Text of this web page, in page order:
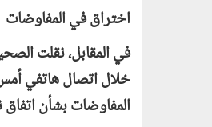
اختراق في المفاوضات
في المقابل، نقلت
خلال اتصال هاتفي أمس
المفاوضات بشأن